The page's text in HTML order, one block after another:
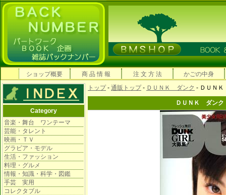
ショップ概要 商 品 情 報 注 文 方 法 かごの中身
Category
音楽・舞台 ワンテーマ
芸能・タレント
映画・ＴＶ
グラビア・モデル
生活・ファッション
料理・グルメ
情報・知識・科学・図鑑
手芸 実用
コレクタブル
トップ- 通販トップ- ＤＵＮＫ ダンク - ＤＵＮ
ＤＵＮＫ ダン